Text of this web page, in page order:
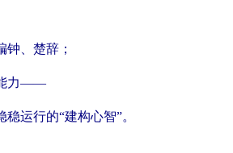
钟、楚辞；
能力——
运行的“建构心智”。